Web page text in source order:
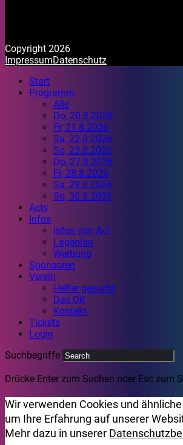
Copyright 2026
ImpressumDatenschutz
Start
Programm
Alle
Do, 20.8.2026
Fr, 21.8.2026
Sa, 22.8.2026
So, 23.8.2026
Do, 27.8.2026
Fr, 28.8.2026
Sa, 29.8.2026
So, 30.8.2026
Acts
Infos
Infos von A-Z
Lageplan
Werbung
Sponsoren
Verein
Helfer gesucht
Das OK
Kontakt
Tickets
Login
Suchbegriffe
Drücke Enter zum Suchen oder Esc zum
Wir verwenden Cookies und
um Ihre Erfahrung auf unserer
Mehr dazu in unserer